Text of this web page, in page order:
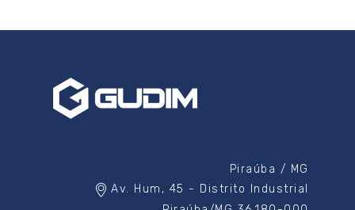
Piraúba / MG
Av. Hum, 45 - Distrito Industrial